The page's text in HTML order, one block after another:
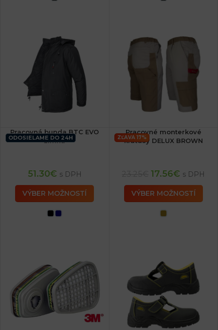
Pracovná bunda BTC EVO
zimná
51.30€ s DPH
VÝBER MOŽNOSTÍ
Pracovné monterkové
kraťasy DELUX BROWN
17.56€ s DPH
VÝBER MOŽNOSTÍ
ODOSIELAME DO 24H ZĽAVA 17%